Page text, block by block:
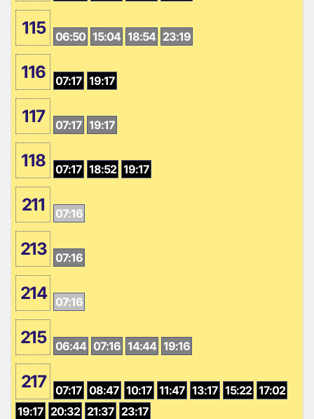
115 06:50 15:04 18:54 23:19
116 07:17 19:17
117 07:17 19:17
118 07:17 18:52 19:17
211 07:16
213 07:16
214 07:16
215 06:44 07:16 14:44 19:16
217 07:17 08:47 10:17 11:47 13:17 15:22 17:02
19:17 20:32 21:37 23:17